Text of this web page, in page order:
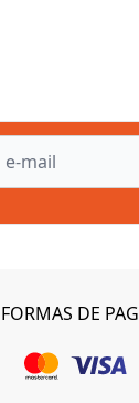
FORMAS DE